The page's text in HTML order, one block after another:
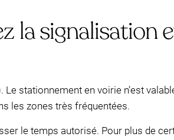
la signalisation
stationnement en voirie n’est
les zones très fréquentées.
le temps autorisé. Pour plus de